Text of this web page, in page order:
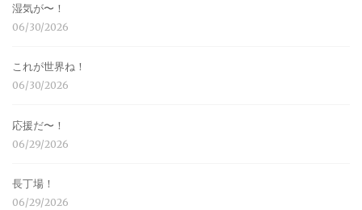
湿気が〜！
06/30/2026
これが世界ね！
06/30/2026
応援だ〜！
06/29/2026
長丁場！
06/29/2026